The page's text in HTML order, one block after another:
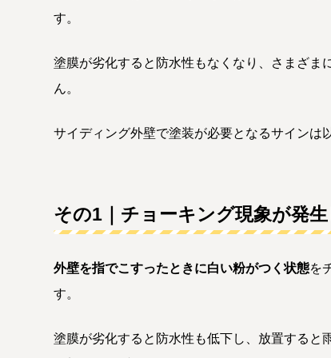
す。
塗膜が劣化すると防水性もなくなり、さまざま
ん。
サイディング外壁で塗装が必要となるサインは
その1｜チョーキング現象が発
外壁を指でこすったときに白い粉がつく状態を
す。
塗膜が劣化すると防水性も低下し、放置すると